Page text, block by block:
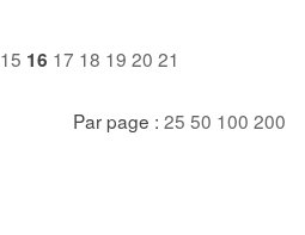
15 16 17 18 19 20 21
Par page : 25 50 100 200